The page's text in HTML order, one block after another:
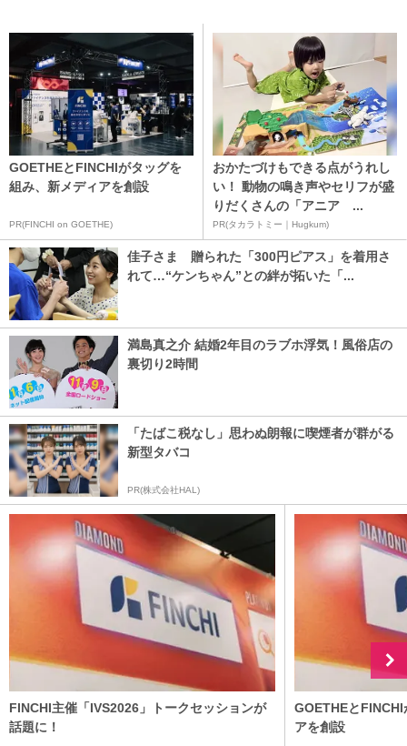
GOETHEとFINCHIがタッグを
組み、新メディアを創設
PR(FINCHI on GOETHE)
おかたづけもできる点がうれし
い！ 動物の鳴き声やセリフが盛
りだくさんの「アニア ...
PR(タカラトミー｜Hugkum)
佳子さま 贈られた「300円ピアス」を着用さ
れて…“ケンちゃん”との絆が拓いた「...
満島真之介 結婚2年目のラブホ浮気！風俗店の
裏切り2時間
「たばこ税なし」思わぬ朗報に喫煙者が群がる
新型タバコ
PR(株式会社HAL)
FINCHI主催「IVS2026」トークセッションが
話題に！
GOETHEと
アを創設